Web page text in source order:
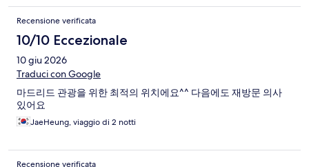
Recensione verificata
10/10 Eccezionale
10 giu 2026
Traduci con Google
마드리드 관광을 위한 최적의 위치에요^^ 다음에도 재방문 의사
있어요
JaeHeung, viaggio di 2 notti
Recensione verificata